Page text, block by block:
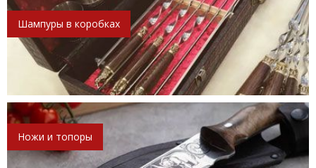
Шампуры в коробках
Ножи и топоры